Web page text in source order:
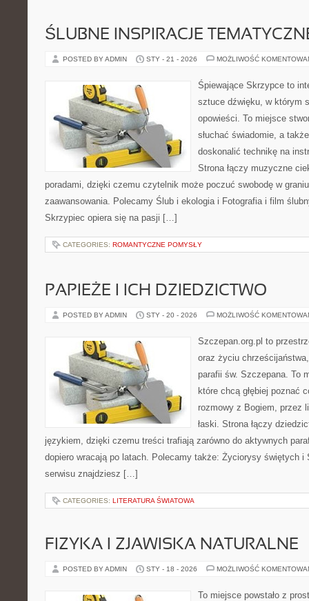
ŚLUBNE INSPIRACJE
POSTED BY ADMIN STY - 21 - 2026 MOŻLIWOŚĆ
Śpiewające Skrzypce to
sztuce dźwięku, w którym
opowieści. To miejsce
słuchać świadomie, a
doskonalić technikę na
Strona łączy muzyczne
poradami, dzięki czemu czytelnik może poczuć swobodę w
zaawansowania. Polecamy Ślub i ekologia i Fotografia i film
Skrzypiec opiera się na pasji […]
CATEGORIES: ROMANTYCZNE POMYSŁY
PAPIEŻE I ICH DZIEDZICTWO
POSTED BY ADMIN STY - 20 - 2026 MOŻLIWOŚĆ
Szczepan.org.pl to
oraz życiu
parafii św. Szczepana. To
które chcą głębiej poznać
rozmowy z Bogiem, przez
łaski. Strona łączy
językiem, dzięki czemu treści trafiają zarówno do aktywnych
dopiero wracają po latach. Polecamy także: Życiorysy świętych i
serwisu znajdziesz […]
CATEGORIES: LITERATURA ŚWIATOWA
FIZYKA I ZJAWISKA NATURALNE
POSTED BY ADMIN STY - 18 - 2026 MOŻLIWOŚĆ
To miejsce powstało z